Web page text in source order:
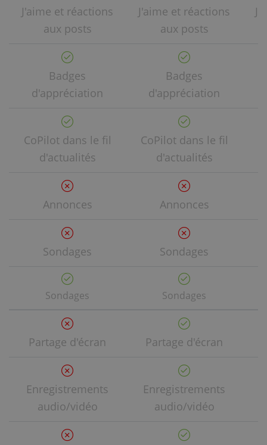
J'aime et réactions
aux posts
J'aime et réactions
aux posts
Badges
d'appréciation
Badges
d'appréciation
CoPilot dans le fil
d'actualités
CoPilot dans le fil
d'actualités
Annonces Annonces
Sondages Sondages
Sondages Sondages
Partage d'écran Partage d'écran
Enregistrements
audio/vidéo
Enregistrements
audio/vidéo